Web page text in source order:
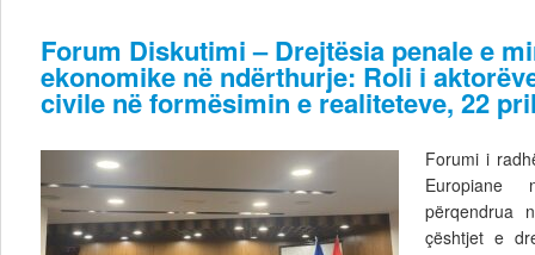
Forum Diskutimi – Drejtësia penale e
ekonomike në ndërthurje: Roli i
civile në formësimin e realiteteve, 22
Forumi i
përqendrua
çështjet e